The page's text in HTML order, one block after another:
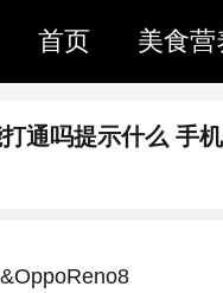
首页 美食营
通吗提示什么 手